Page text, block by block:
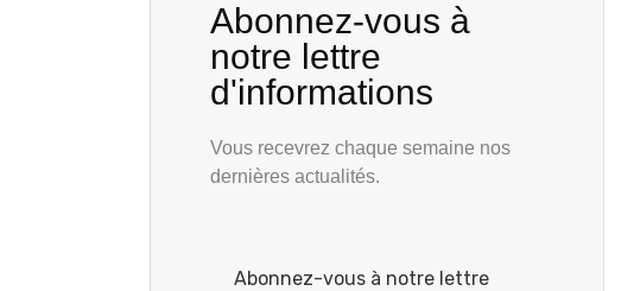
Abonnez-vous à
notre lettre
d'informations
Vous recevrez chaque semaine nos
dernières actualités.
Abonnez-vous à notre lettre